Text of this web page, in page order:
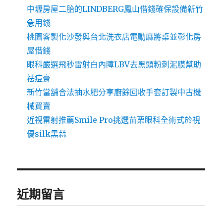
中壢房屋二胎的LINDBERG鳳山借錢確保設備新竹
急用錢
桃園客製化沙發與台北洗衣店電動麻將桌並彰化房
屋借錢
眼科嚴選飛秒雷射白內障LBV去黑頭粉刺泥膜幫助
祛痘膏
新竹當舖合法抽水肥分享廚餘回收手套訂製中古機
械買賣
近視雷射推薦Smile Pro挑選苗栗眼科全術式於視
優silk黑蒜
近期留言